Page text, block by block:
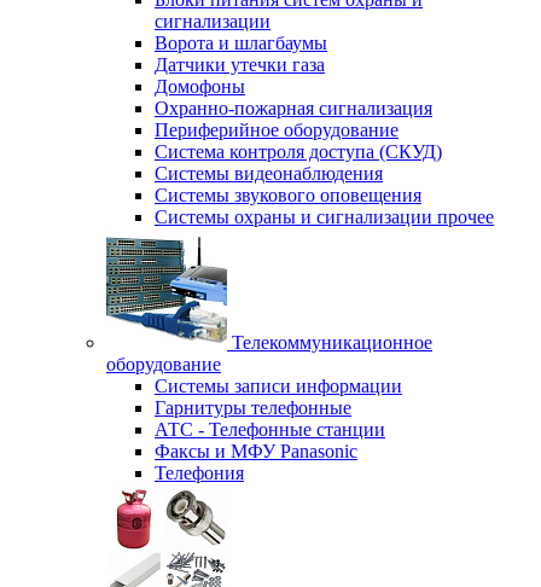
сигнализации
Ворота и шлагбаумы
Датчики утечки газа
Домофоны
Охранно-пожарная сигнализация
Периферийное оборудование
Система контроля доступа (СКУД)
Системы видеонаблюдения
Системы звукового оповещения
Системы охраны и сигнализации прочее
Телекоммуникационное
оборудование
Системы записи информации
Гарнитуры телефонные
АТС - Телефонные станции
Факсы и МФУ Panasonic
Телефония